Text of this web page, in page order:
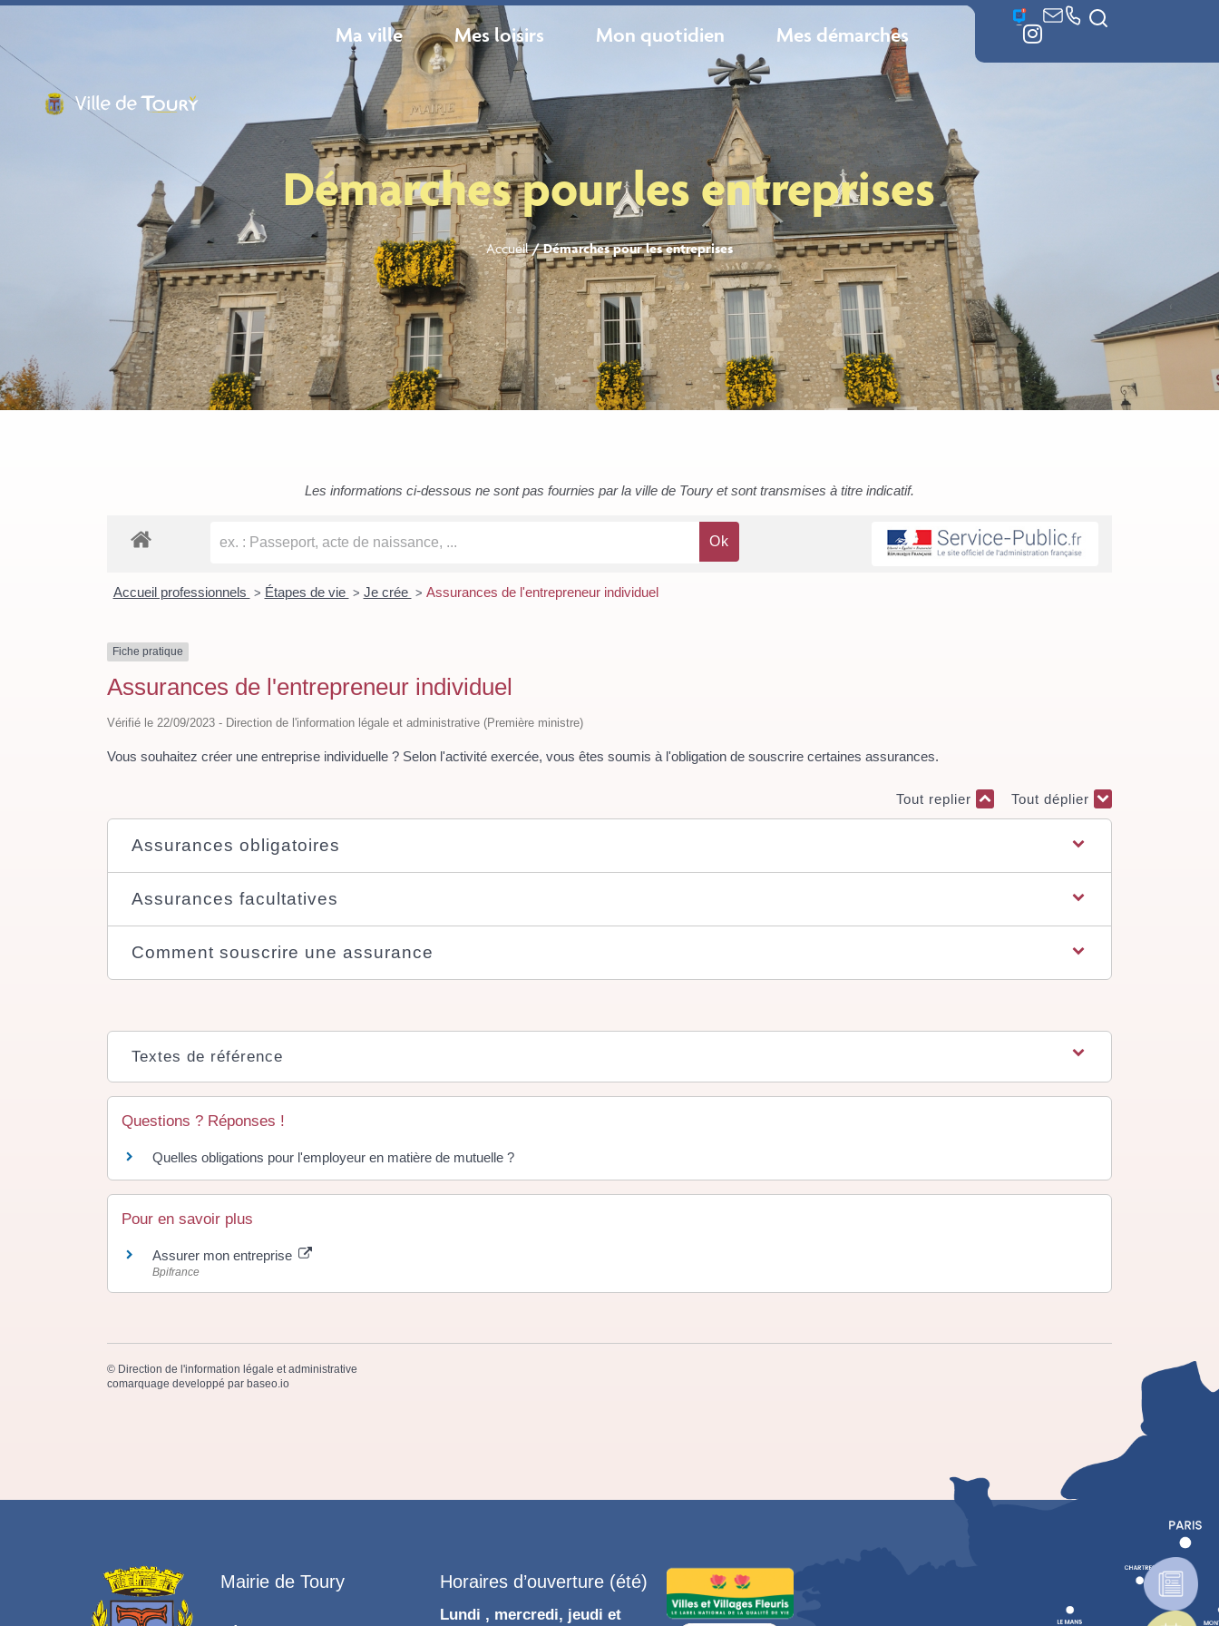
Ma ville Mes loisirs Mon quotidien Mes démarches
Démarches pour les entreprises
Accueil/Démarches pour les entreprises
Les informations ci-dessous ne sont pas fournies par la ville de Toury et sont transmises à titre indicatif.
Accueil professionnels > Étapes de vie > Je crée > Assurances de l'entrepreneur individuel
Fiche pratique
Assurances de l'entrepreneur individuel
Vérifié le 22/09/2023 - Direction de l'information légale et administrative (Première ministre)
Vous souhaitez créer une entreprise individuelle ? Selon l'activité exercée, vous êtes soumis à l'obligation de souscrire certaines assurances.
Tout replier Tout déplier
Assurances obligatoires
Assurances facultatives
Comment souscrire une assurance
Textes de référence
Questions ? Réponses !
Quelles obligations pour l'employeur en matière de mutuelle ?
Pour en savoir plus
Assurer mon entreprise
Bpifrance
© Direction de l'information légale et administrative
comarquage developpé par baseo.io
Mairie de Toury Horaires d’ouverture (été)
Lundi , mercredi, jeudi et